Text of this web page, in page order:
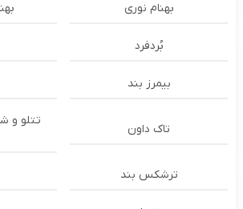
بهنام نوری
بُردفرد
بیمرز بند
تاک داون
تتلو و
ترشكس بند